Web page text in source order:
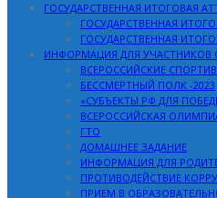
ГОСУДАРСТВЕННАЯ ИТОГОВАЯ
ГОСУДАРСТВЕННАЯ
ГОСУДАРСТВЕННАЯ
ИНФОРМАЦИЯ ДЛЯ УЧАСТНИКОВ
ВСЕРОССИЙСКИЕ
БЕССМЕРТНЫЙ ПОЛК -2023
«СУБЪЕКТЫ РФ ДЛЯ
ВСЕРОССИЙСКАЯ
ГТО
ДОМАШНЕЕ ЗАДАНИЕ
ИНФОРМАЦИЯ ДЛЯ
ПРОТИВОДЕЙСТВИЕ
ПРИЕМ В